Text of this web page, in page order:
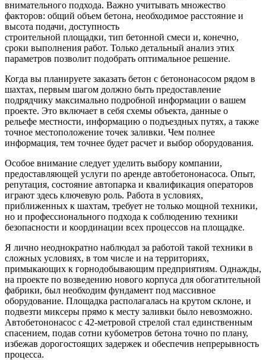
внимательного подхода. Важно учитывать множество
факторов: общий объем бетона, необходимое расстояние и
высота подачи, доступность
строительной площадки, тип бетонной смеси и, конечно,
сроки выполнения работ. Только детальный анализ этих
параметров позволит подобрать оптимальное решение.
Когда вы планируете заказать бетон с бетононасосом рядом в
шахтах, первым шагом должно быть предоставление
подрядчику максимально подробной информации о вашем
проекте. Это включает в себя схемы объекта, данные о
рельефе местности, информацию о подъездных путях, а также
точное местоположение точек заливки. Чем полнее
информация, тем точнее будет расчет и выбор оборудования.
Особое внимание следует уделить выбору компании,
предоставляющей услуги по аренде автобетононасоса. Опыт,
репутация, состояние автопарка и квалификация операторов
играют здесь ключевую роль. Работа в условиях,
приближенных к шахтам, требует не только мощной техники,
но и профессионального подхода к соблюдению техники
безопасности и координации всех процессов на площадке.
Я лично неоднократно наблюдал за работой такой техники в
сложных условиях, в том числе и на территориях,
примыкающих к горнодобывающим предприятиям. Однажды,
на проекте по возведению нового корпуса для обогатительной
фабрики, был необходим фундамент под массивное
оборудование. Площадка располагалась на крутом склоне, и
подвезти миксеры прямо к месту заливки было невозможно.
Автобетононасос с 42-метровой стрелой стал единственным
спасением, подав сотни кубометров бетона точно по плану,
избежав дорогостоящих задержек и обеспечив непрерывность
процесса.